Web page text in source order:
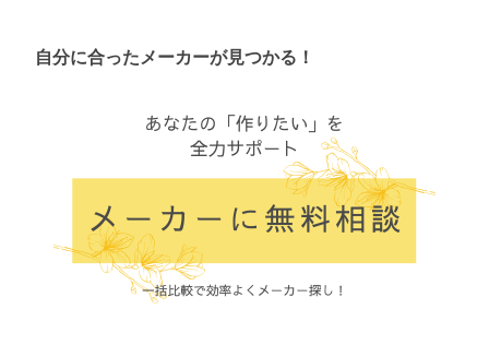
自分に合ったメーカーが見つかる！